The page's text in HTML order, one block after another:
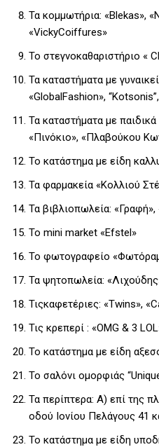
Τα κομμωτήρια: «Blekas»,
«VickyCoiffures»
Το στεγνοκαθαριστήριο «
Τα καταστήματα με
«GlobalFashion»,
Τα καταστήματα με
«Πινόκιο», «Πλαβούκου
Το κατάστημα με είδη
Τα φαρμακεία «Κολλιού
Τα βιβλιοπωλεία:
Το mini market «Efstel»
Το φωτογραφείο
Τα ψητοπωλεία:
Τιςκαφετέριες: «Twins»,
Τις κρεπερί : «OMG & 3
Το κατάστημα με είδη
Το σαλόνι ομορφιάς
Τα περίπτερα: Α) επί της
οδού Ιονίου Πελάγους 41
Το κατάστημα με είδη